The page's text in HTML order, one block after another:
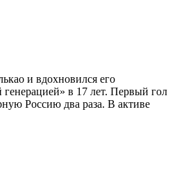
и вдохновился его
в 17 лет. Первый гол
Россию два раза. В активе